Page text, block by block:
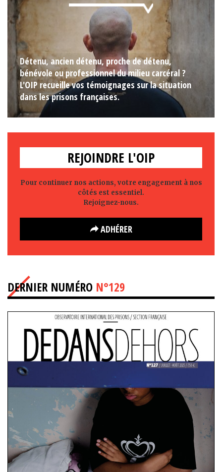
Détenu, ancien détenu, proche de détenu,
bénévole ou professionnel du milieu carcéral ?
L'OIP recueille vos témoignages sur la situation
dans les prisons françaises.
REJOINDRE L'OIP
Pour continuer nos actions, votre engagement à nos
côtés est essentiel.
Rejoignez-nous.
ADHÉRER
DERNIER NUMÉRO N°129